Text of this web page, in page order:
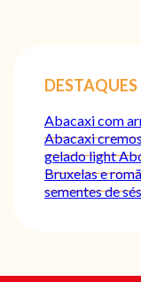
DESTAQUES
Abacaxi com
Abacaxi
gelado light
Bruxelas e
sementes de